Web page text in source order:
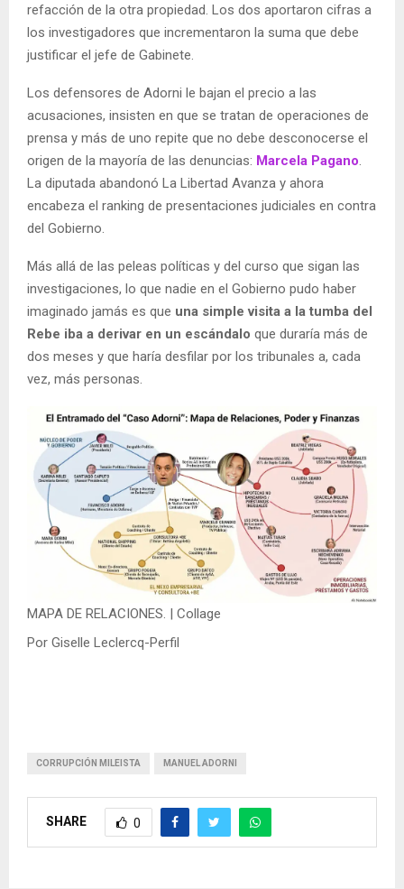
refacción de la otra propiedad. Los dos aportaron cifras a
los investigadores que incrementaron la suma que debe
justificar el jefe de Gabinete.
Los defensores de Adorni le bajan el precio a las
acusaciones, insisten en que se tratan de operaciones de
prensa y más de uno repite que no debe desconocerse el
origen de la mayoría de las denuncias: Marcela Pagano.
La diputada abandonó La Libertad Avanza y ahora
encabeza el ranking de presentaciones judiciales en contra
del Gobierno.
Más allá de las peleas políticas y del curso que sigan las
investigaciones, lo que nadie en el Gobierno pudo haber
imaginado jamás es que una simple visita a la tumba del
Rebe iba a derivar en un escándalo que duraría más de
dos meses y que haría desfilar por los tribunales a, cada
vez, más personas.
MAPA DE RELACIONES. | Collage
Por Giselle Leclercq-Perfil
CORRUPCIÓN MILEISTA MANUEL ADORNI
SHARE 0